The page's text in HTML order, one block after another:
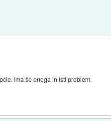
Ima še enega in isti problem.